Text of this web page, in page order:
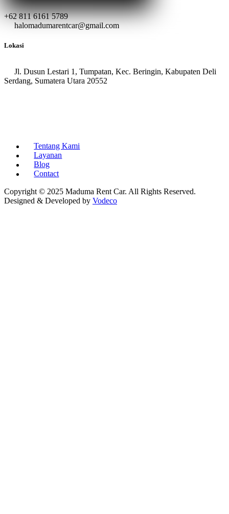
+62 811 6161 5789
halomadumarentcar@gmail.com
Lokasi
Jl. Dusun Lestari 1, Tumpatan, Kec. Beringin, Kabupaten Deli
Serdang, Sumatera Utara 20552
Tentang Kami
Layanan
Blog
Contact
Copyright © 2025 Maduma Rent Car. All Rights Reserved.
Designed & Developed by Vodeco